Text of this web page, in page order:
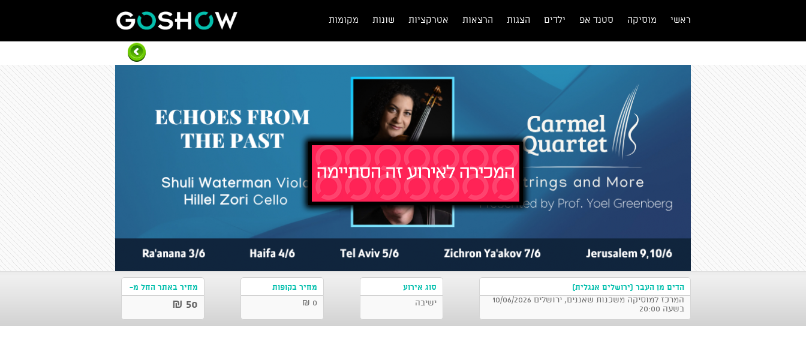
ראשי מוסיקה סטנד אפ ילדים הצגות הרצאות אטרקציות שונות מקומות
הדים מן העבר (ירושלים אנגלית)
המרכז למוסיקה משכנות שאננים, ירושלים 10/06/2026
בשעה 20:00
סוג אירוע
ישיבה
מחיר בקופות
0 ₪
מחיר באתר החל מ-
50 ₪